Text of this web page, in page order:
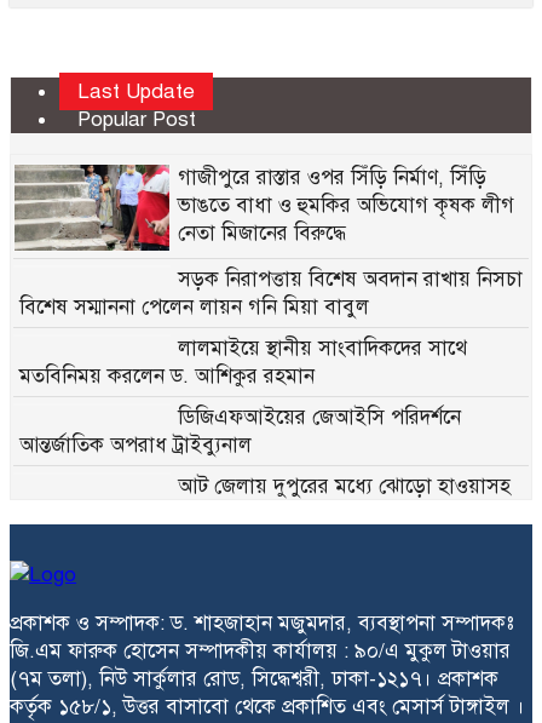
Last Update
Popular Post
গাজীপুরে রাস্তার ওপর সিঁড়ি নির্মাণ, সিঁড়ি
ভাঙতে বাধা ও হুমকির অভিযোগ কৃষক লীগ
নেতা মিজানের বিরুদ্ধে
সড়ক নিরাপত্তায় বিশেষ অবদান রাখায় নিসচা
বিশেষ সম্মাননা পেলেন লায়ন গনি মিয়া বাবুল
লালমাইয়ে স্থানীয় সাংবাদিকদের সাথে
মতবিনিময় করলেন ড. আশিকুর রহমান
ডিজিএফআইয়ের জেআইসি পরিদর্শনে
আন্তর্জাতিক অপরাধ ট্রাইব্যুনাল
আট জেলায় দুপুরের মধ্যে ঝোড়ো হাওয়াসহ
‘মুক্তিযুদ্ধ ছিল জনতার যুদ্ধ, কোনো
রাজনৈতিক দলের নয়’ —ভারপ্রাপ্ত রাষ্ট্রপতি
হাফিজ উদ্দিন আহমদ
প্রকাশক ও সম্পাদক: ড. শাহজাহান মজুমদার, ব্যবস্থাপনা সম্পাদকঃ
জি.এম ফারুক হোসেন সম্পাদকীয় কার্যালয় : ৯০/এ মুকুল টাওয়ার
(৭ম তলা), নিউ সার্কুলার রোড, সিদ্ধেশ্বরী, ঢাকা-১২১৭। প্রকাশক
কর্তৃক ১৫৮/১, উত্তর বাসাবো থেকে প্রকাশিত এবং মেসার্স টাঙ্গাইল ।